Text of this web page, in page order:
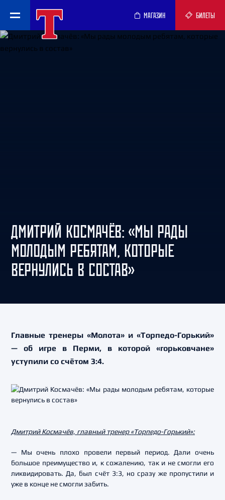
МАГАЗИН БИЛЕТЫ
ДМИТРИЙ КОСМАЧЁВ: «МЫ РАДЫ
МОЛОДЫМ РЕБЯТАМ, КОТОРЫЕ
ВЕРНУЛИСЬ В СОСТАВ»
Главные тренеры «Молота» и «Торпедо-Горький»
— об игре в Перми, в которой «горьковчане»
уступили со счётом 3:4.
Дмитрий Космачёв, главный тренер «Торпедо-Горький»:
— Мы очень плохо провели первый период. Дали очень
большое преимущество и, к сожалению, так и не смогли его
ликвидировать. Да, был счёт 3:3, но сразу же пропустили и
уже в конце не смогли забить.